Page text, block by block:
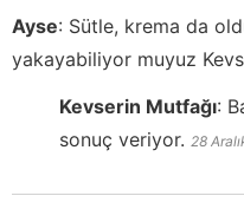
Ayse: Sütle, krema da
yakayabiliyor muyuz
Kevserin Mutfağı:
sonuç veriyor. 28